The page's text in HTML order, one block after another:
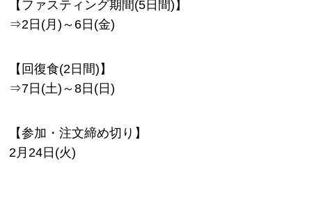
【ファスティング期間(5日間)】
⇒2日(月)～6日(金)
【回復食(2日間)】
⇒7日(土)～8日(日)
【参加・注文締め切り】
2月24日(火)